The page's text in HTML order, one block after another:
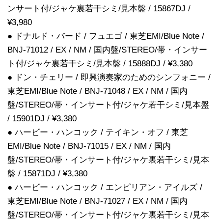
ンサート付/ジャケ裏若干シミ/見本盤 / 15867DJ /
¥3,980
● ドナルド・バード / フュエゴ / 東芝EMI/Blue Note /
BNJ-71012 / EX / NM / 国内盤/STEREO/帯・インサー
ト付/ジャケ裏若干シミ/見本盤 / 15888DJ / ¥3,380
● ドン・チェリー / 即興演奏家のためのシンフォニー /
東芝EMI/Blue Note / BNJ-71048 / EX / NM / 国内
盤/STEREO/帯・インサート付/ジャケ若干シミ/見本盤
/ 15901DJ / ¥3,380
● ハービー・ハンコック / テイキン・オフ / 東芝
EMI/Blue Note / BNJ-71015 / EX / NM / 国内
盤/STEREO/帯・インサート付/ジャケ裏若干シミ/見本
盤 / 15871DJ / ¥3,380
● ハービー・ハンコック / エンピリアン・アイルズ /
東芝EMI/Blue Note / BNJ-71027 / EX / NM / 国内
盤/STEREO/帯・インサート付/ジャケ裏若干シミ/見本